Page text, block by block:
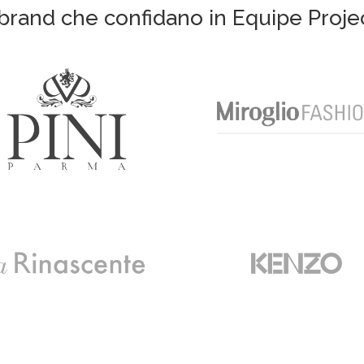
che confidano in Equipe